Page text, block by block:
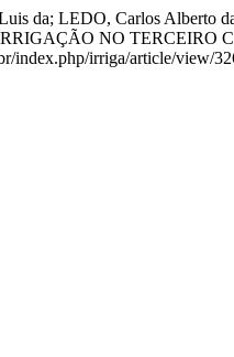
da; LEDO, Carlos
NO TERCEIRO
index.php/irriga/article/view/